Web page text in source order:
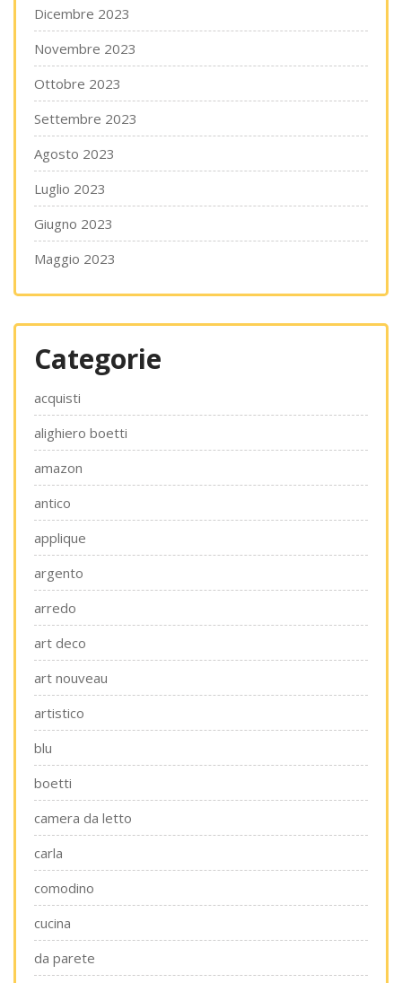
Dicembre 2023
Novembre 2023
Ottobre 2023
Settembre 2023
Agosto 2023
Luglio 2023
Giugno 2023
Maggio 2023
Categorie
acquisti
alighiero boetti
amazon
antico
applique
argento
arredo
art deco
art nouveau
artistico
blu
boetti
camera da letto
carla
comodino
cucina
da parete